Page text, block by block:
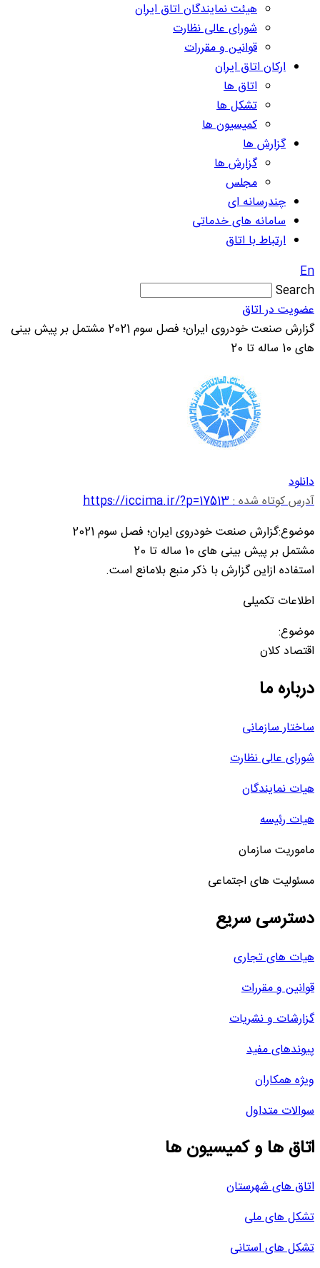
هیئت نمایندگان اتاق ایران
شورای عالی نظارت
قوانین و مقررات
ارکان اتاق ایران
اتاق ها
تشکل ها
کمیسیون ها
گزارش ها
گزارش ها
مجلس
چندرسانه ای
سامانه های خدماتی
ارتباط با اتاق
En
Search
عضویت در اتاق
گزارش صنعت خودروی ایران؛ فصل سوم 2021 مشتمل بر پیش بینی
های 10 ساله تا 20
دانلود
آدرس کوتاه شده :https://iccima.ir/?p=17513
موضوع:گزارش صنعت خودروی ایران؛ فصل سوم 2021
مشتمل بر پیش بینی های 10 ساله تا 20
استفاده ازاین گزارش با ذکر منبع بلامانع است.
اطلاعات تکمیلی
موضوع:
اقتصاد کلان
درباره ما
ساختار سازمانی
شورای عالی نظارت
هیات نمایندگان
هیات رئیسه
ماموریت سازمان
مسئولیت های اجتماعی
دسترسی سریع
هیات های تجاری
قوانین و مقررات
گزارشات و نشریات
پیوندهای مفید
ویژه همکاران
سوالات متداول
اتاق ها و کمیسیون ها
اتاق های شهرستان
تشکل های ملی
تشکل های استانی